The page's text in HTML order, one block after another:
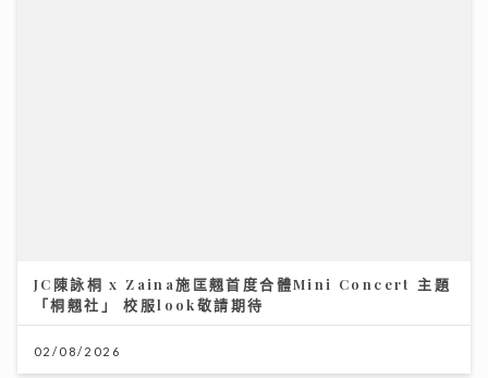
JC陳詠桐 x Zaina施匡翹首度合體Mini Concert 主題
「桐翹社」 校服look敬請期待
02/08/2026